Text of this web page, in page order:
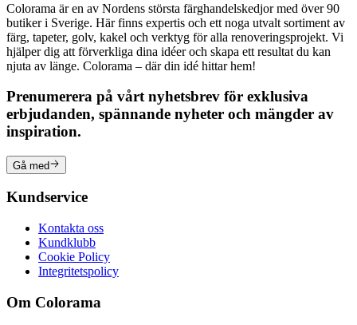
Colorama är en av Nordens största färghandelskedjor med över 90
butiker i Sverige. Här finns expertis och ett noga utvalt sortiment av
färg, tapeter, golv, kakel och verktyg för alla renoveringsprojekt. Vi
hjälper dig att förverkliga dina idéer och skapa ett resultat du kan
njuta av länge. Colorama – där din idé hittar hem!
Prenumerera på vårt nyhetsbrev för exklusiva
erbjudanden, spännande nyheter och mängder av
inspiration.
Gå med
Kundservice
Kontakta oss
Kundklubb
Cookie Policy
Integritetspolicy
Om Colorama